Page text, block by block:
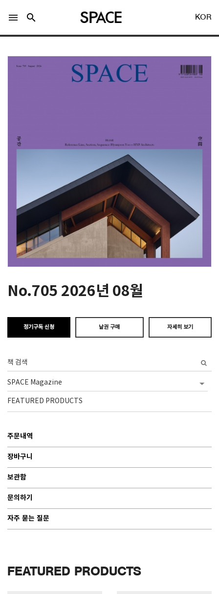
Facebook 로그인
Twitter 로그인
Naver 로그인
SPACE 소개
광고문의
menu search KOR
No.705 2026년 08월
정기구독 신청 낱권 구매 자세히 보기
FEATURED PRODUCTS
주문내역
장바구니
보관함
문의하기
자주 묻는 질문
FEATURED PRODUCTS